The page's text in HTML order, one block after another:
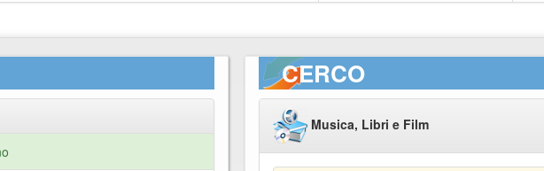
CERCO
Musica, Libri e Film